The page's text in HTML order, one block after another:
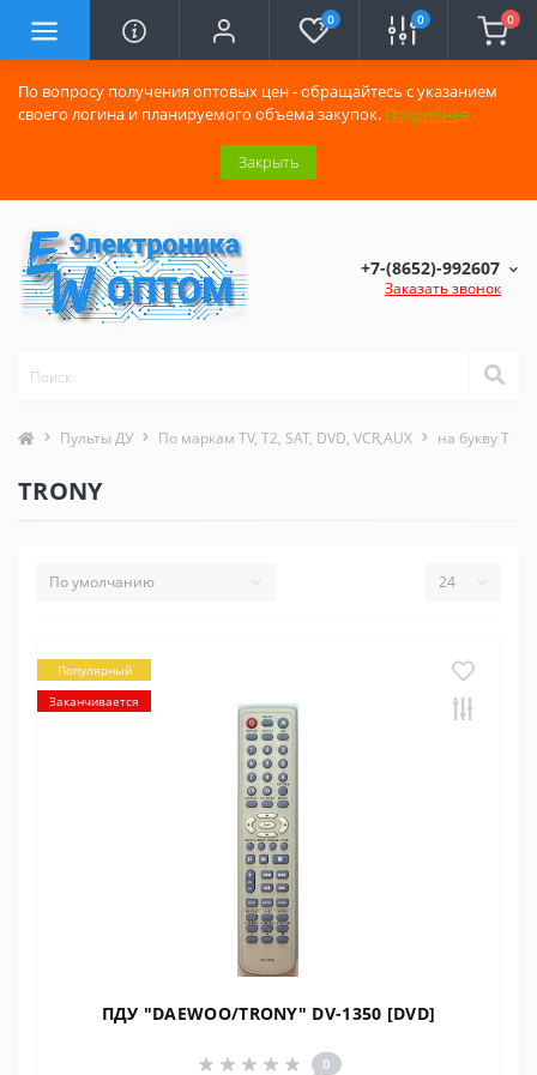
По вопросу получения оптовых цен - обращайтесь с указанием
своего логина и планируемого объема закупок. Подробнее
Закрыть
0 0 0
+7-(8652)-992607
Заказать звонок
Пульты ДУ По маркам TV, T2, SAT, DVD, VCR,AUX на букву T
TRONY
Популярный
Заканчивается
ПДУ "DAEWOO/TRONY" DV-1350 [DVD]
0